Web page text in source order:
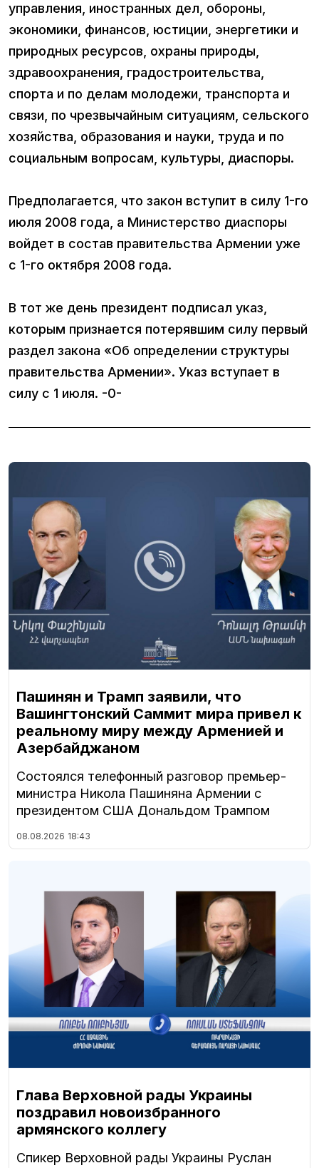
управления, иностранных дел, обороны,
экономики, финансов, юстиции, энергетики и
природных ресурсов, охраны природы,
здравоохранения, градостроительства,
спорта и по делам молодежи, транспорта и
связи, по чрезвычайным ситуациям, сельского
хозяйства, образования и науки, труда и по
социальным вопросам, культуры, диаспоры.
Предполагается, что закон вступит в силу 1-го
июля 2008 года, а Министерство диаспоры
войдет в состав правительства Армении уже
с 1-го октября 2008 года.
В тот же день президент подписал указ,
которым признается потерявшим силу первый
раздел закона «Об определении структуры
правительства Армении». Указ вступает в
силу с 1 июля. -0-
Пашинян и Трамп заявили, что
Вашингтонский Саммит мира привел к
реальному миру между Арменией и
Азербайджаном
Состоялся телефонный разговор премьер-
министра Никола Пашиняна Армении с
президентом США Дональдом Трампом
08.08.2026 18:43
Глава Верховной рады Украины
поздравил новоизбранного
армянского коллегу
Спикер Верховной рады Украины Руслан